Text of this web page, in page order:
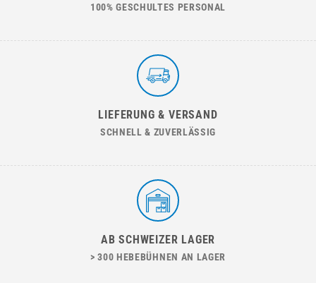
100% GESCHULTES PERSONAL
LIEFERUNG & VERSAND
SCHNELL & ZUVERLÄSSIG
AB SCHWEIZER LAGER
> 300 HEBEBÜHNEN AN LAGER